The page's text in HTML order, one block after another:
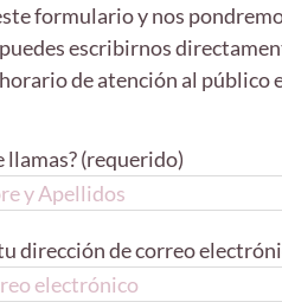
formulario y nos
escribirnos
de atención al público
llamas? (requerido)
dirección de correo